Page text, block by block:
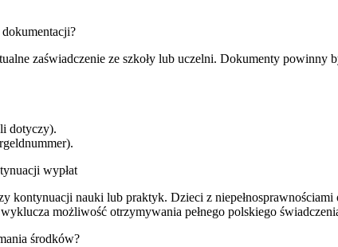
zaświadczenie ze szkoły lub uczelni. Dokumenty powinny
dotyczy).
wypłat
kontynuacji nauki lub praktyk. Dzieci z
możliwość otrzymywania pełnego polskiego
środków?